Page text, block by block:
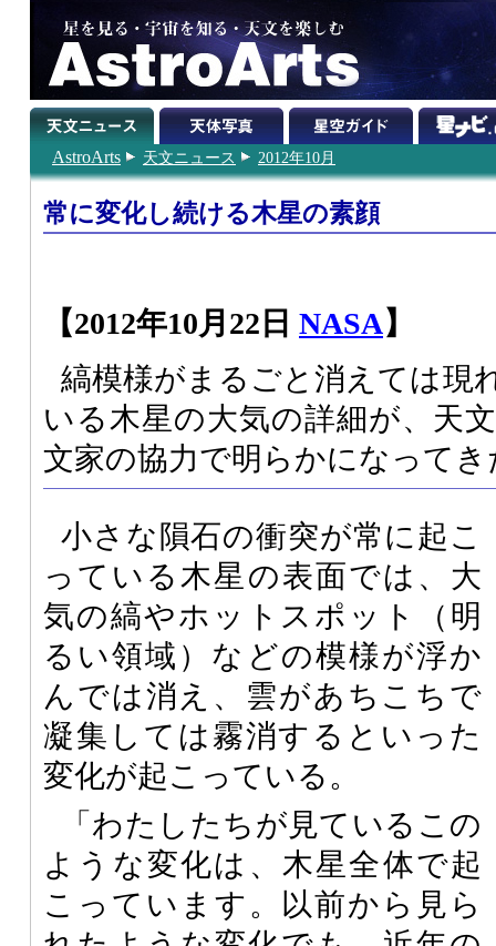
AstroArts 天文ニュース 2012年10月
常に変化し続ける木星の素顔
【2012年10月22日 NASA】
縞模様がまるごと消えては現
いる木星の大気の詳細が、天
文家の協力で明らかになってき
小さな隕石の衝突が常に起こ
っている木星の表面では、大
気の縞やホットスポット（明
るい領域）などの模様が浮か
んでは消え、雲があちこちで
凝集しては霧消するといった
変化が起こっている。
「わたしたちが見ているこの
ような変化は、木星全体で起
こっています。以前から見ら